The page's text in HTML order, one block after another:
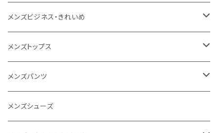
1PIU1UGUALE3 RELAX
go slow caravan
SY32 by SWEET YEARS
URBAN SQUARE
レディース
メンズ
レディース
メンズビジネス・きれいめ
スーツ
カジュアルセットアップ
スラックス
メンズトップス
Tシャツ/カットソー
シャツ/ポロシャツ
メンズパンツ
デニムパンツ
メンズシューズ